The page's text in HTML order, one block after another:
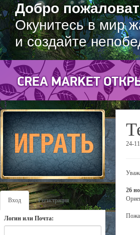
Добро
Окунитесь в мир
и создайте
Вход Регистрация
Логин или Почта:
24-
26